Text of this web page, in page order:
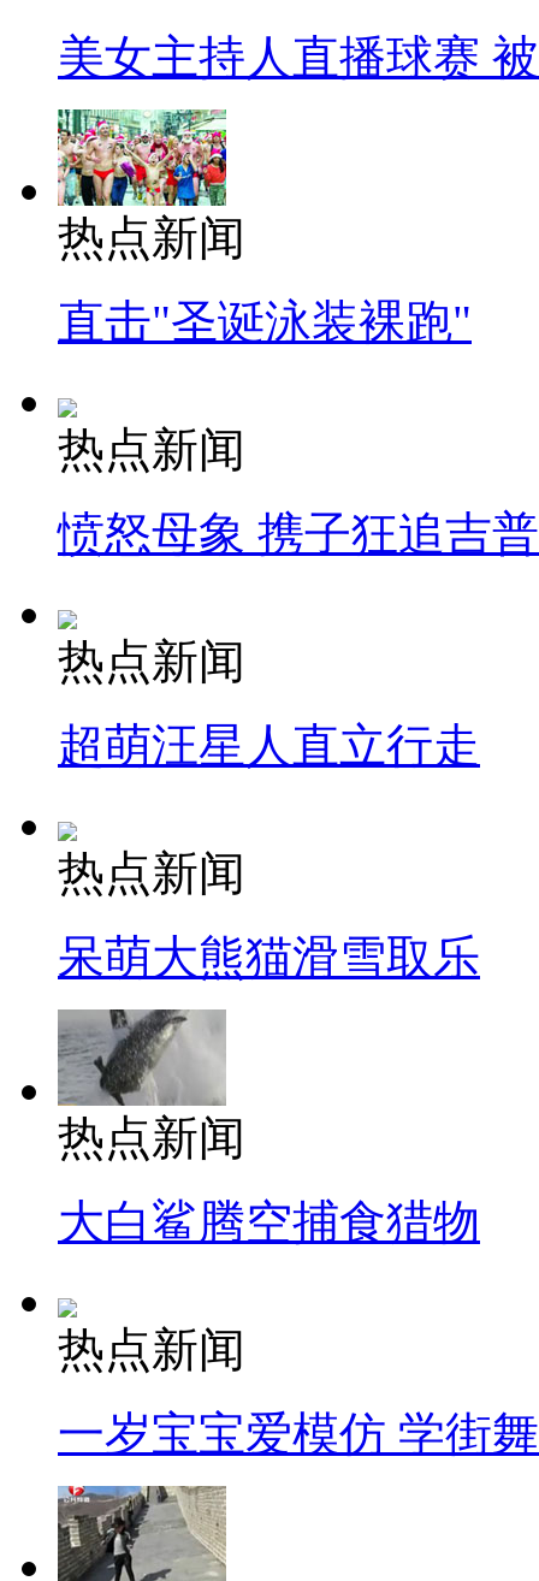
美女主持人直播球赛
热点新闻
直击"圣诞泳装裸跑"
热点新闻
愤怒母象 携子狂追吉
热点新闻
超萌汪星人直立行走
热点新闻
呆萌大熊猫滑雪取乐
热点新闻
大白鲨腾空捕食猎物
热点新闻
一岁宝宝爱模仿 学街